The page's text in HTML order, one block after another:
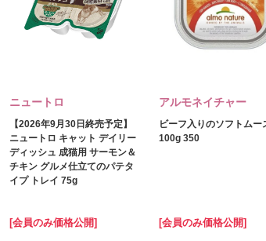
ニュートロ
【2026年9月30日終売予定】
ニュートロ キャット デイリー
ディッシュ 成猫用 サーモン＆
チキン グルメ仕立てのパテタ
イプ トレイ 75g
[会員のみ価格公開]
アルモネイチャー
ビーフ入りのソフトムー
100g 350
[会員のみ価格公開]